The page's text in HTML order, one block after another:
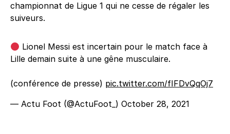
championnat de Ligue 1 qui ne cesse de régaler les
suiveurs.
Lionel Messi est incertain pour le match face à
Lille demain suite à une gêne musculaire.
(conférence de presse) pic.twitter.com/fIFDvQqOj7
— Actu Foot (@ActuFoot_) October 28, 2021